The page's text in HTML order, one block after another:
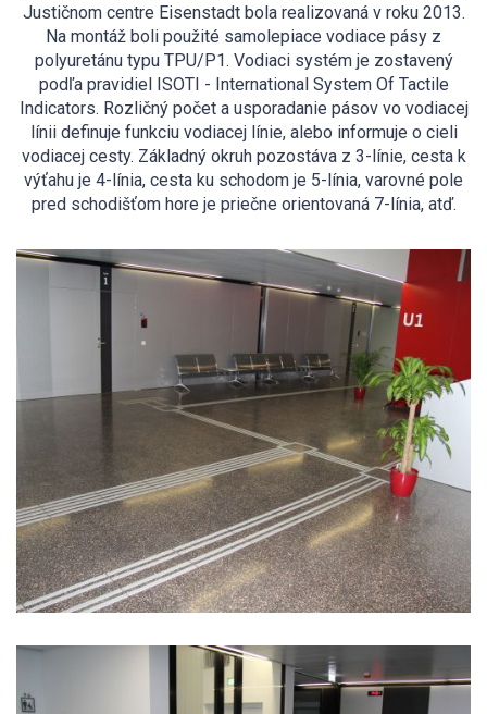
Justičnom centre Eisenstadt bola realizovaná v roku 2013.
Na montáž boli použité samolepiace vodiace pásy z
polyuretánu typu TPU/P1. Vodiaci systém je zostavený
podľa pravidiel ISOTI - International System Of Tactile
Indicators. Rozličný počet a usporadanie pásov vo vodiacej
línii definuje funkciu vodiacej línie, alebo informuje o cieli
vodiacej cesty. Základný okruh pozostáva z 3-línie, cesta k
výťahu je 4-línia, cesta ku schodom je 5-línia, varovné pole
pred schodišťom hore je priečne orientovaná 7-línia, atď.